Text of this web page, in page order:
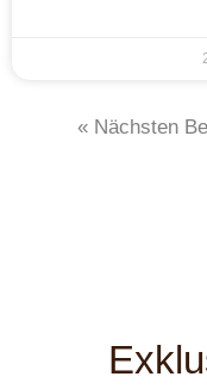
« Nächsten